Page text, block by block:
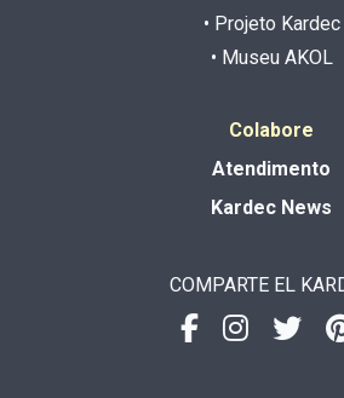
• Projeto Kardec
• Museu AKOL
Colabore
Atendimento
Kardec News
COMPARTE EL